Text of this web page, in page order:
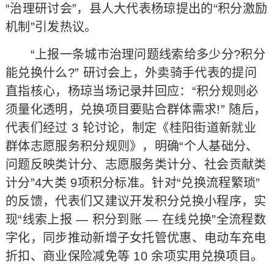
“治理研讨会”，县人大代表杨琼提出的“积分激励
机制”引发热议。​
“上报一条城市治理问题线索给多少分?积分
能兑换什么?” 研讨会上，外卖骑手代表的提问
直指核心，杨琼当场记录并回应：“积分规则必
须量化透明，兑换项目要贴合群体需求!” 随后，
代表们经过 3 轮讨论，制定《桂阳街道新就业
群体志愿服务积分规则》，明确“个人基础分、
问题反映类计分、志愿服务类计分、社会贡献类
计分”4大类 9项积分标准。针对“兑换流程繁琐”
的反馈，代表们又建议开发积分兑换小程序，实
现“线索上报 — 积分到账 — 在线兑换”全流程数
字化，同步推动新增子女托管优惠、电动车充电
折扣、商业保险减免等 10 余项实用兑换项目。​